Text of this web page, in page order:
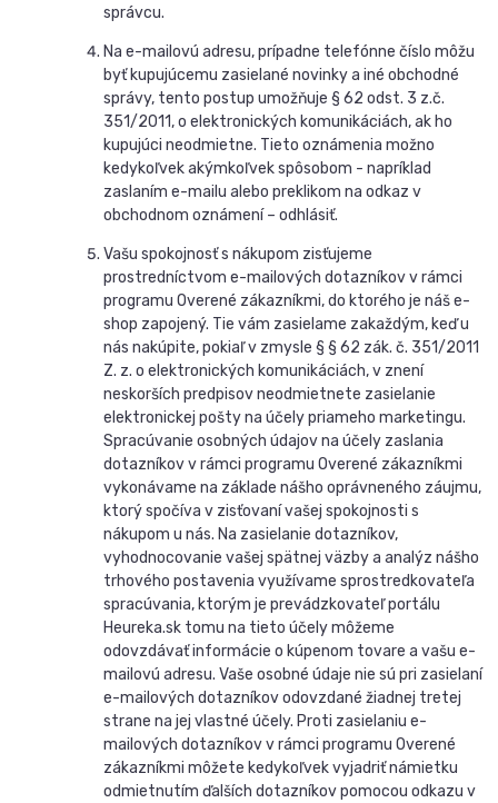
správcu.
Na e-mailovú adresu, prípadne telefónne číslo môžu
byť kupujúcemu zasielané novinky a iné obchodné
správy, tento postup umožňuje § 62 odst. 3 z.č.
351/2011, o elektronických komunikáciách, ak ho
kupujúci neodmietne. Tieto oznámenia možno
kedykoľvek akýmkoľvek spôsobom - napríklad
zaslaním e-mailu alebo preklikom na odkaz v
obchodnom oznámení – odhlásiť.
Vašu spokojnosť s nákupom zisťujeme
prostredníctvom e-mailových dotazníkov v rámci
programu Overené zákazníkmi, do ktorého je náš e-
shop zapojený. Tie vám zasielame zakaždým, keď u
nás nakúpite, pokiaľ v zmysle § § 62 zák. č. 351/2011
Z. z. o elektronických komunikáciách, v znení
neskorších predpisov neodmietnete zasielanie
elektronickej pošty na účely priameho marketingu.
Spracúvanie osobných údajov na účely zaslania
dotazníkov v rámci programu Overené zákazníkmi
vykonávame na základe nášho oprávneného záujmu,
ktorý spočíva v zisťovaní vašej spokojnosti s
nákupom u nás. Na zasielanie dotazníkov,
vyhodnocovanie vašej spätnej väzby a analýz nášho
trhového postavenia využívame sprostredkovateľa
spracúvania, ktorým je prevádzkovateľ portálu
Heureka.sk tomu na tieto účely môžeme
odovzdávať informácie o kúpenom tovare a vašu e-
mailovú adresu. Vaše osobné údaje nie sú pri zasielaní
e-mailových dotazníkov odovzdané žiadnej tretej
strane na jej vlastné účely. Proti zasielaniu e-
mailových dotazníkov v rámci programu Overené
zákazníkmi môžete kedykoľvek vyjadriť námietku
odmietnutím ďalších dotazníkov pomocou odkazu v